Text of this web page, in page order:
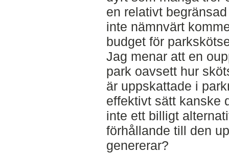
en relativt
inte nämnvärt
budget för
Jag menar att en
park oavsett hur
är uppskattade i
effektivt sätt kanske
inte ett billigt
förhållande till den
genererar?